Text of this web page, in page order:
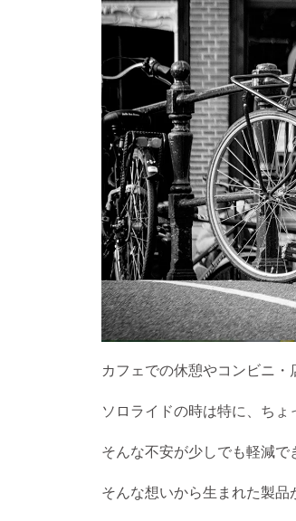
カフェでの休憩やコンビニ・
ソロライドの時は特に、ち
そんな不安が少しでも軽減
そんな想いから生まれた製品